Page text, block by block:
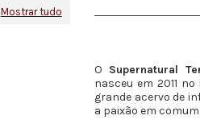
Mostrar tudo
O Supernatural
nasceu em 2011
grande acervo de
a paixão em